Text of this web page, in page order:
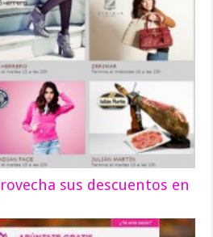
sus descuentos en